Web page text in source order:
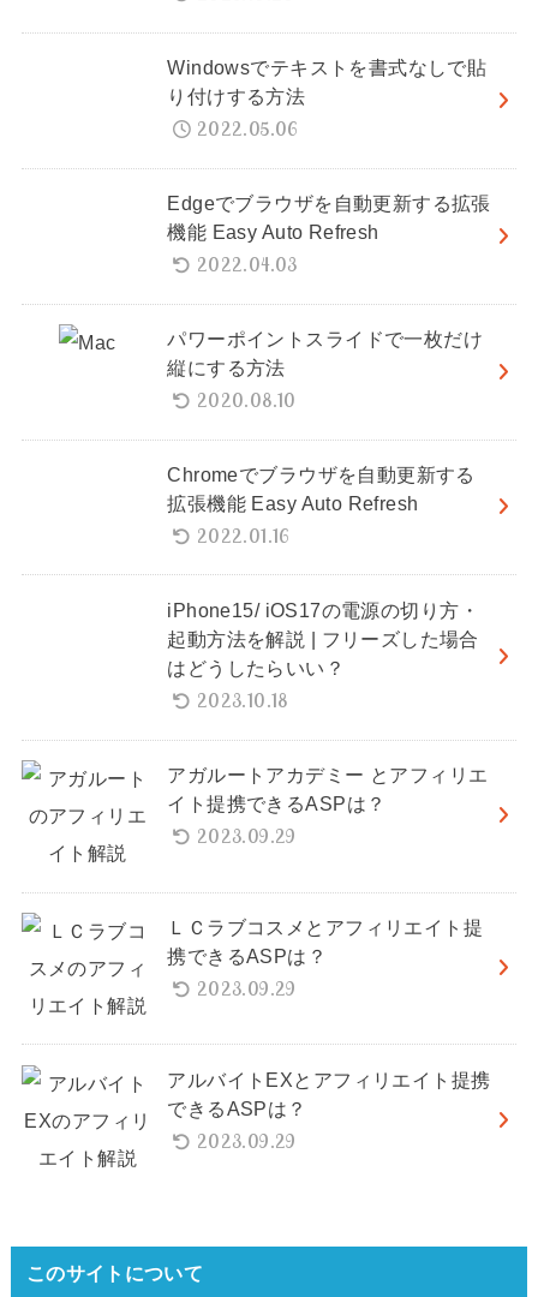
Windowsでテキストを書式なしで貼
り付けする方法
2022.05.06
Edgeでブラウザを自動更新する拡張
機能 Easy Auto Refresh
2022.04.03
パワーポイントスライドで一枚だけ
縦にする方法
2020.08.10
Chromeでブラウザを自動更新する
拡張機能 Easy Auto Refresh
2022.01.16
iPhone15/ iOS17の電源の切り方・
起動方法を解説 | フリーズした場合
はどうしたらいい？
2023.10.18
アガルートアカデミー とアフィリエ
イト提携できるASPは？
2023.09.29
ＬＣラブコスメとアフィリエイト提
携できるASPは？
2023.09.29
アルバイトEXとアフィリエイト提携
できるASPは？
2023.09.29
このサイトについて